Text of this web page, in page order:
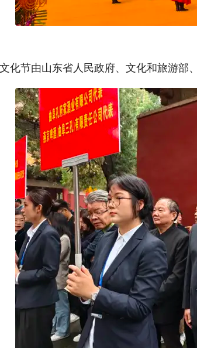
化节由山东省人民政府、文化和旅游部